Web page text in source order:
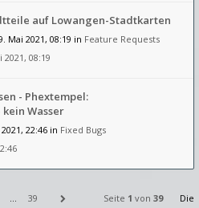
auf Lowangen-Stadtkarten
Mai 2021, 08:19 in Feature Requests
2021, 08:19
- Phextempel:
Wasser
22:46 in Fixed Bugs
… 39 Seite 1 von 39 Die